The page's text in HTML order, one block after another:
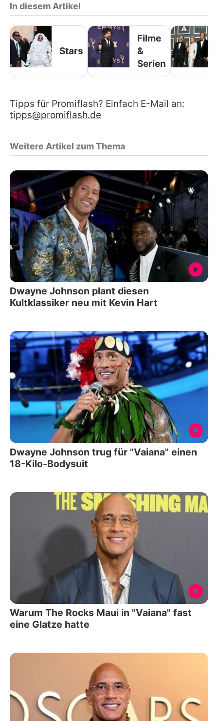
In diesem Artikel
Stars
Filme
&
Serien
Tipps für Promiflash? Einfach E-Mail an:
tipps@promiflash.de
Weitere Artikel zum Thema
Dwayne Johnson plant diesen
Kultklassiker neu mit Kevin Hart
Dwayne Johnson trug für "Vaiana" einen
18-Kilo-Bodysuit
Warum The Rocks Maui in "Vaiana" fast
eine Glatze hatte